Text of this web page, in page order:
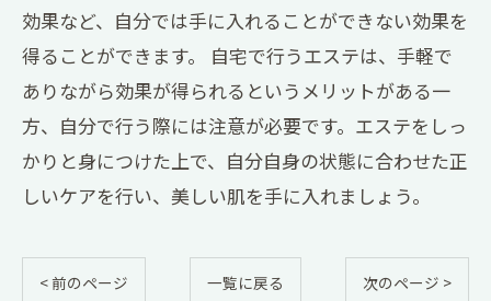
効果など、自分では手に入れることができない効果を
得ることができます。 自宅で行うエステは、手軽で
ありながら効果が得られるというメリットがある一
方、自分で行う際には注意が必要です。エステをしっ
かりと身につけた上で、自分自身の状態に合わせた正
しいケアを行い、美しい肌を手に入れましょう。
< 前のページ 一覧に戻る 次のページ >